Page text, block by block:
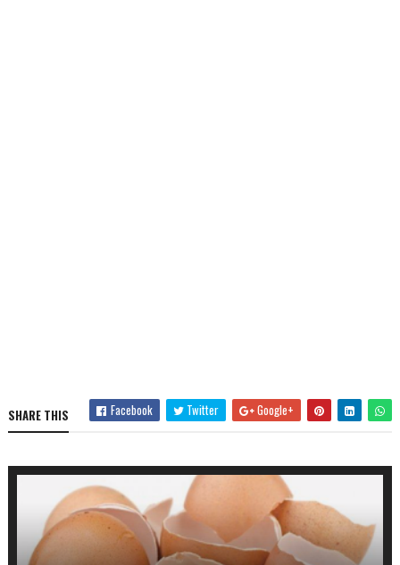
SHARE THIS Facebook Twitter Google+